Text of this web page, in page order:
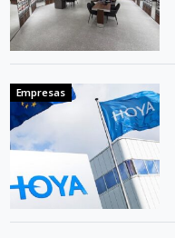
Empresas